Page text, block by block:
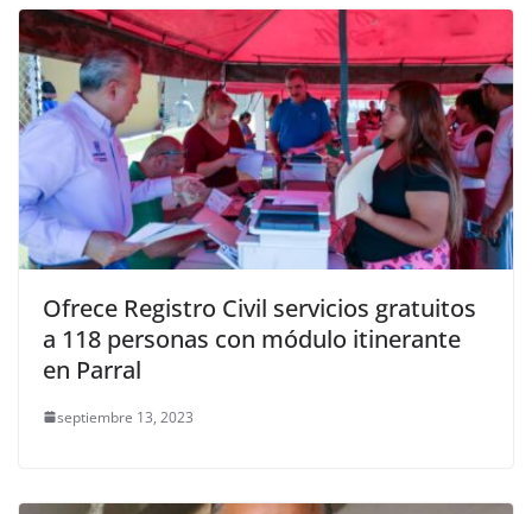
Ofrece Registro Civil servicios gratuitos
a 118 personas con módulo itinerante
en Parral
septiembre 13, 2023